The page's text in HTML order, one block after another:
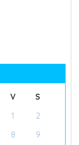
V
S
1
2
8
9